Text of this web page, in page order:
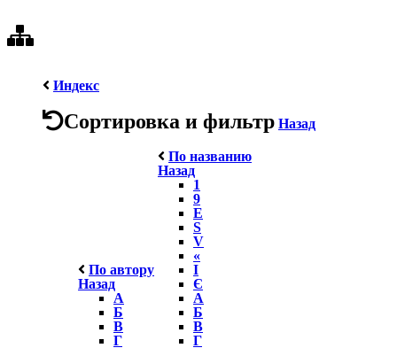
Индекс
Сортировка и фильтр Назад
По автору
Назад
А
Б
В
Г
По названию
Назад
1
9
E
S
V
«
І
Є
А
Б
В
Г